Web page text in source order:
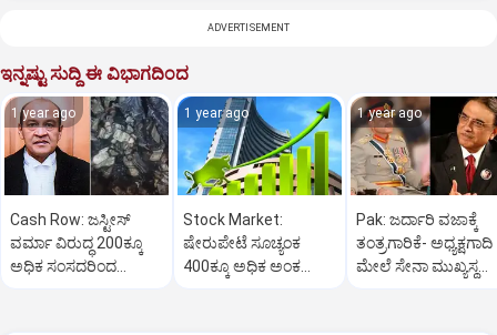
ADVERTISEMENT
ಇನ್ನಷ್ಟು ಸುದ್ದಿ ಈ ವಿಭಾಗದಿಂದ
1 year ago
Cash Row: ಜಸ್ಟೀಸ್‌
ವರ್ಮಾ ವಿರುದ್ಧ 200ಕ್ಕೂ
ಅಧಿಕ ಸಂಸದರಿಂದ
1 year ago
Stock Market:
ಷೇರುಪೇಟೆ ಸೂಚ್ಯಂಕ
400ಕ್ಕೂ ಅಧಿಕ ಅಂಕ
1 year ago
Pak: ಜರ್ದಾರಿ ವಜಾಕ್ಕೆ
ತಂತ್ರಗಾರಿಕೆ- ಅಧ್ಯಕ್ಷಗಾದಿ
ಮೇಲೆ ಸೇನಾ ಮುಖ್ಯಸ್ಥ